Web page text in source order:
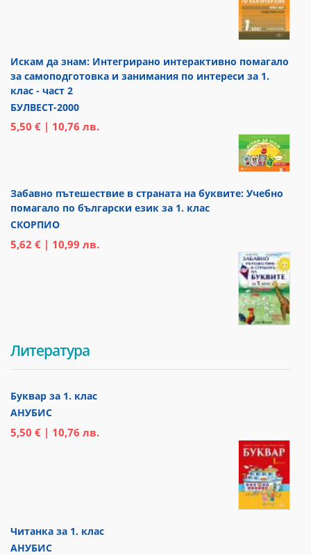
Искам да знам: Интегрирано интерактивно помагало
за самоподготовка и занимания по интереси за 1.
клас - част 2
БУЛВЕСТ-2000
5,50 € | 10,76 лв.
Забавно пътешествие в страната на буквите: Учебно
помагало по български език за 1. клас
СКОРПИО
5,62 € | 10,99 лв.
Литература
Буквар за 1. клас
АНУБИС
5,50 € | 10,76 лв.
Читанка за 1. клас
АНУБИС